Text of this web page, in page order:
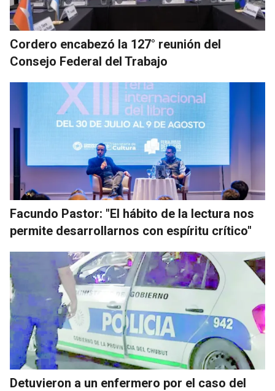
Cordero encabezó la 127° reunión del
Consejo Federal del Trabajo
Facundo Pastor: "El hábito de la lectura nos
permite desarrollarnos con espíritu crítico"
Detuvieron a un enfermero por el caso del